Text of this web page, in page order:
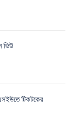
ভিউ
টিকটকের